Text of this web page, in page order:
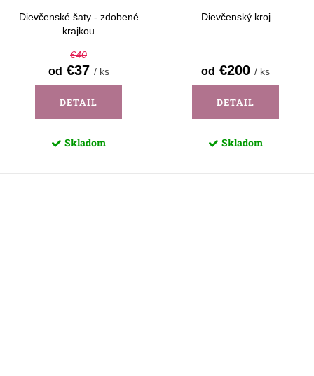
Dievčenské šaty - zdobené
krajkou
€40
od €37 / ks
DETAIL
Skladom
Dievčenský kroj
od €200 / ks
DETAIL
Skladom